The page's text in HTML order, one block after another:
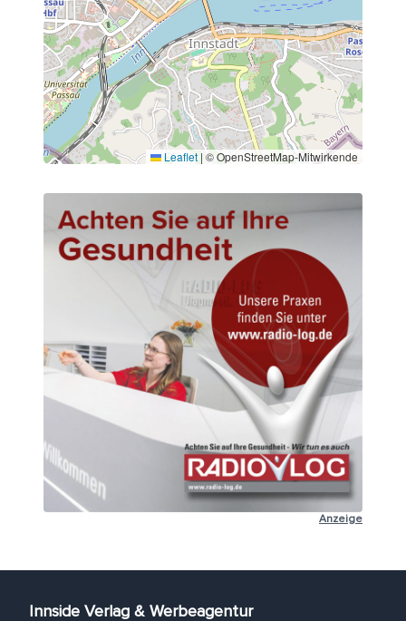
Leaflet | © OpenStreetMap-Mitwirkende
Anzeige
Innside Verlag & Werbeagentur